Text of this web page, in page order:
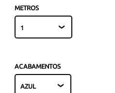
METROS
ACABAMENTOS